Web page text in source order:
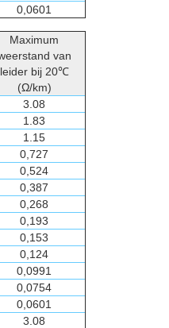
0,0601
Maximum
van
leider bij 20℃
(Ω/km)
3.08
1.83
1.15
0,727
0,524
0,387
0,268
0,193
0,153
0,124
0,0991
0,0754
0,0601
3.08